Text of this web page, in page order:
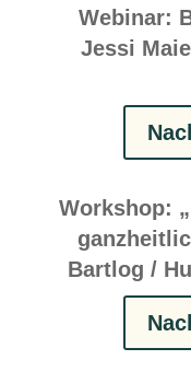
Webinar:
Jessi
Workshop:
Bartlog /